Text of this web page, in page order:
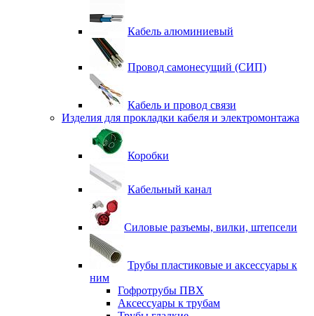
Кабель алюминиевый
Провод самонесущий (СИП)
Кабель и провод связи
Изделия для прокладки кабеля и электромонтажа
Коробки
Кабельный канал
Силовые разъемы, вилки, штепсели
Трубы пластиковые и аксессуары к
ним
Гофротрубы ПВХ
Аксессуары к трубам